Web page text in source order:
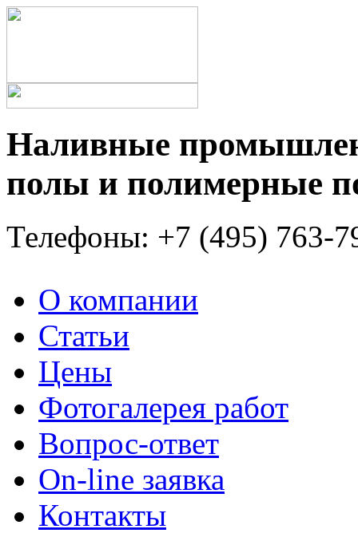
Наливные
полы и полимерные
Телефоны: +7 (495) 763-
О компании
Статьи
Цены
Фотогалерея работ
Вопрос-ответ
On-line заявка
Контакты